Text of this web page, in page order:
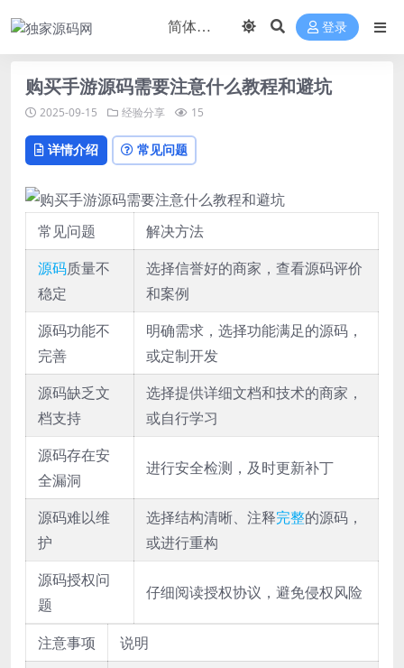
登录
购买手游源码需要注意什么教程和避坑
2025-09-15 经验分享 15
详情介绍 常见问题
常见问题
解决方法
源码质量不
稳定
选择信誉好的商家，查看源码评价
和案例
源码功能不
完善
明确需求，选择功能满足的源码，
或定制开发
源码缺乏文
档支持
选择提供详细文档和技术的商家，
或自行学习
源码存在安
全漏洞
进行安全检测，及时更新补丁
源码难以维
护
选择结构清晰、注释完整的源码，
或进行重构
源码授权问
题
仔细阅读授权协议，避免侵权风险
注意事项
说明